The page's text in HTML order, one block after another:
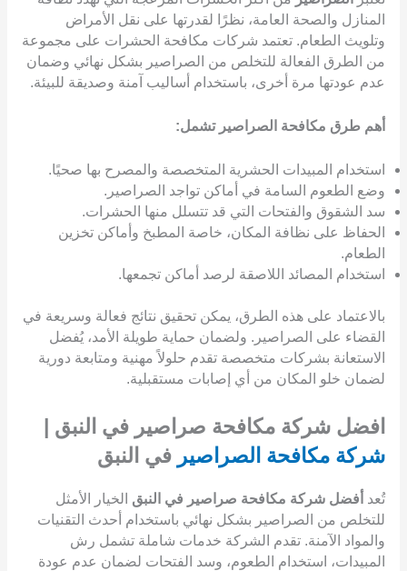
المنازل والصحة العامة، نظرًا لقدرتها على نقل الأمراض
وتلويث الطعام. تعتمد شركات مكافحة الحشرات على مجموعة
من الطرق الفعالة للتخلص من الصراصير بشكل نهائي وضمان
عدم عودتها مرة أخرى، باستخدام أساليب آمنة وصديقة للبيئة.
أهم طرق مكافحة الصراصير تشمل:
استخدام المبيدات الحشرية المتخصصة والمصرح بها صحيًا.
وضع الطعوم السامة في أماكن تواجد الصراصير.
سد الشقوق والفتحات التي قد تتسلل منها الحشرات.
الحفاظ على نظافة المكان، خاصة المطبخ وأماكن تخزين
الطعام.
استخدام المصائد اللاصقة لرصد أماكن تجمعها.
بالاعتماد على هذه الطرق، يمكن تحقيق نتائج فعالة وسريعة في
القضاء على الصراصير. ولضمان حماية طويلة الأمد، يُفضل
الاستعانة بشركات متخصصة تقدم حلولاً مهنية ومتابعة دورية
لضمان خلو المكان من أي إصابات مستقبلية.
افضل شركة مكافحة صراصير في النبق |
شركة مكافحة الصراصير في النبق
تُعد أفضل شركة مكافحة صراصير في النبق الخيار الأمثل
للتخلص من الصراصير بشكل نهائي باستخدام أحدث التقنيات
والمواد الآمنة. تقدم الشركة خدمات شاملة تشمل رش
المبيدات، استخدام الطعوم، وسد الفتحات لضمان عدم عودة